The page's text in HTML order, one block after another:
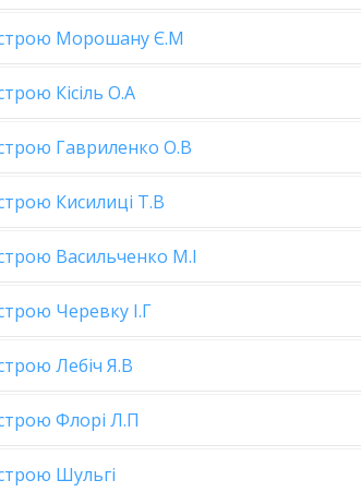
Морошану Є.М
Кісіль О.А
Гавриленко О.В
Кисилиці Т.В
Васильченко М.І
Черевку І.Г
Лебіч Я.В
Флорі Л.П
Шульгі